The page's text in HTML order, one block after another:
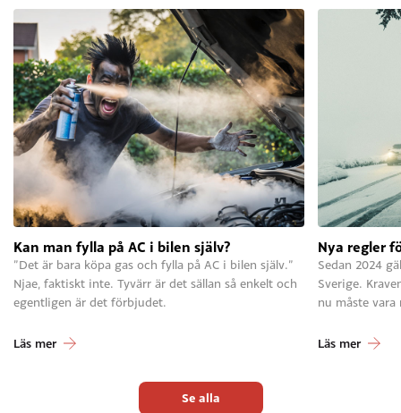
Kan man fylla på AC i bilen själv?
”Det är bara köpa gas och fylla på AC i bilen själv.”
Njae, faktiskt inte. Tyvärr är det sällan så enkelt och
egentligen är det förbjudet.
Läs mer
Nya regler
Sedan 2024
Sverige.
nu måste vara
Läs mer
Se alla